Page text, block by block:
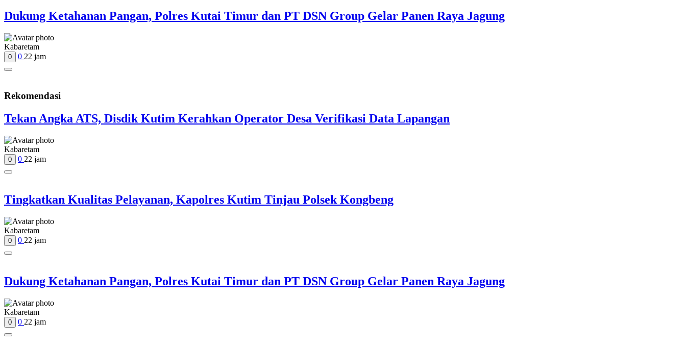
Dukung Ketahanan Pangan, Polres Kutai Timur dan PT DSN Group Gelar Panen Raya Jagung
Kabaretam
0 0 22 jam
Rekomendasi
Tekan Angka ATS, Disdik Kutim Kerahkan Operator Desa Verifikasi Data Lapangan
Kabaretam
0 0 22 jam
Tingkatkan Kualitas Pelayanan, Kapolres Kutim Tinjau Polsek Kongbeng
Kabaretam
0 0 22 jam
Dukung Ketahanan Pangan, Polres Kutai Timur dan PT DSN Group Gelar Panen Raya Jagung
Kabaretam
0 0 22 jam